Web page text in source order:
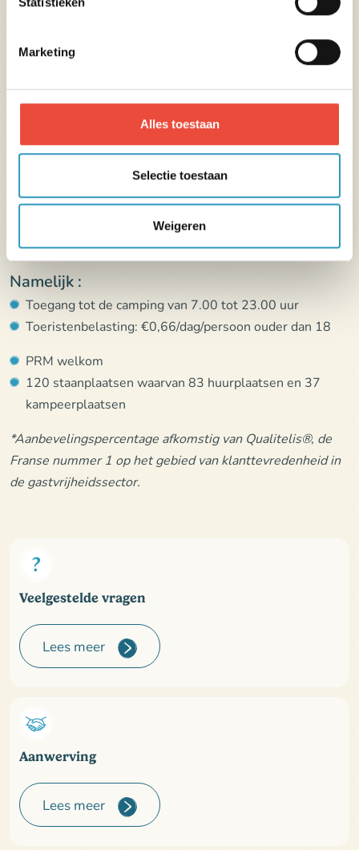
Marketing
Alles toestaan
Selectie toestaan
Weigeren
Campingplaatsen: 15.00
Verhuur accommodatie:
10.00 uur
Campingplaatsen: 12.00
uur
Namelijk :
Toegang tot de camping van 7.00 tot 23.00 uur
Toeristenbelasting: €0,66/dag/persoon ouder dan 18
PRM welkom
120 staanplaatsen waarvan 83 huurplaatsen en 37
kampeerplaatsen
*Aanbevelingspercentage afkomstig van Qualitelis®, de
Franse nummer 1 op het gebied van klanttevredenheid in
de gastvrijheidssector.
Veelgestelde vragen
Lees meer
Aanwerving
Lees meer